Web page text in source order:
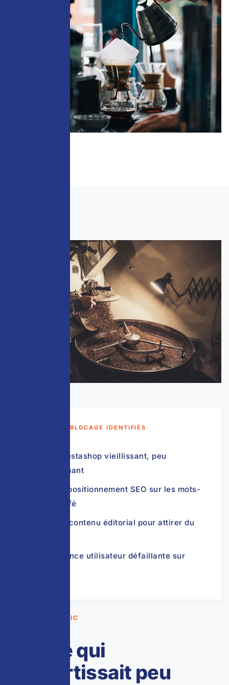
POINTS DE BLOCAGE IDENTIFIÉS
Site Prestashop vieillissant, peu
performant
Aucun positionnement SEO sur les mots-
clés café
Pas de contenu éditorial pour attirer du
Expérience utilisateur défaillante sur
② LE DIAGNOSTIC
Un site qui
convertissait peu